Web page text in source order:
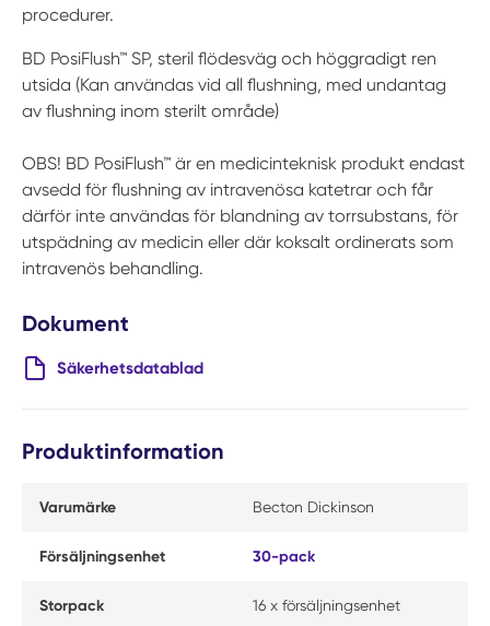
procedurer.
BD PosiFlush™ SP, steril flödesväg och höggradigt ren
utsida (Kan användas vid all flushning, med undantag
av flushning inom sterilt område)
OBS! BD PosiFlush™ är en medicinteknisk produkt endast
avsedd för flushning av intravenösa katetrar och får
därför inte användas för blandning av torrsubstans, för
utspädning av medicin eller där koksalt ordinerats som
intravenös behandling.
Dokument
Säkerhetsdatablad
Produktinformation
Varumärke Becton Dickinson
Försäljningsenhet 30-pack
Storpack 16 x försäljningsenhet